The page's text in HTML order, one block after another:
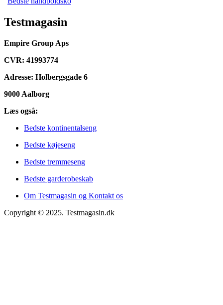
Testmagasin
Empire Group Aps
CVR: 41993774
Adresse: Holbergsgade 6
9000 Aalborg
Læs også:
Bedste kontinentalseng
Bedste køjeseng
Bedste tremmeseng
Bedste garderobeskab
Om Testmagasin og Kontakt os
Copyright © 2025. Testmagasin.dk